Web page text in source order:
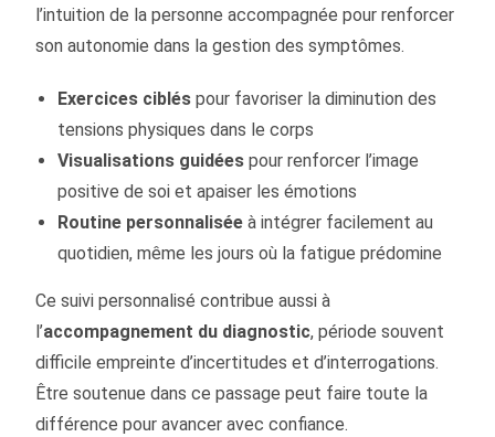
l’intuition de la personne accompagnée pour renforcer
son autonomie dans la gestion des symptômes.
Exercices ciblés pour favoriser la diminution des
tensions physiques dans le corps
Visualisations guidées pour renforcer l’image
positive de soi et apaiser les émotions
Routine personnalisée à intégrer facilement au
quotidien, même les jours où la fatigue prédomine
Ce suivi personnalisé contribue aussi à
l’accompagnement du diagnostic, période souvent
difficile empreinte d’incertitudes et d’interrogations.
Être soutenue dans ce passage peut faire toute la
différence pour avancer avec confiance.